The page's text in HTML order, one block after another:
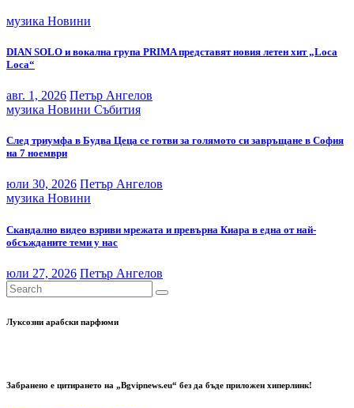
музика Новини
DIAN SOLO и вокална група PRIMA представят новия летен хит „Loca
Loca“
авг. 1, 2026 Петър Ангелов
музика Новини Събития
След триумфа в Будва Цеца се готви за голямото си завръщане в София
на 7 ноември
юли 30, 2026 Петър Ангелов
музика Новини
Скандално видео взриви мрежата и превърна Киара в една от най-
обсъжданите теми у нас
юли 27, 2026 Петър Ангелов
Луксозни арабски парфюми
Забранено е цитирането на „Bgvipnews.eu“ без да бъде приложен хиперлинк!